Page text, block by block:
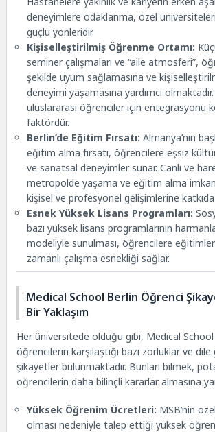
deneyimlere odaklanma, özel
güçlü yönleridir.
Kişiselleştirilmiş Öğrenme Ortamı:
seminer çalışmaları ve “aile atmosferi”,
şekilde uyum sağlamasına ve
deneyimi yaşamasına yardımcı
uluslararası öğrenciler için entegrasyonu
faktördür.
Berlin’de Eğitim Fırsatı: Almanya’nın
eğitim alma fırsatı, öğrencilere eşsiz
ve sanatsal deneyimler sunar. Canlı ve
metropolde yaşama ve eğitim alma
kişisel ve profesyonel gelişimlerine
Esnek Yüksek Lisans Programları:
bazı yüksek lisans programlarının
modeliyle sunulması, öğrencilere eğitimleri
zamanlı çalışma esnekliği sağlar.
Medical School Berlin Öğrenci
Bir Yaklaşım
Her üniversitede olduğu gibi, Medical School
öğrencilerin karşılaştığı bazı zorluklar ve
şikayetler bulunmaktadır. Bunları bilmek,
öğrencilerin daha bilinçli kararlar almasına
Yüksek Öğrenim Ücretleri: MSB’nin
olması nedeniyle talep ettiği yüksek